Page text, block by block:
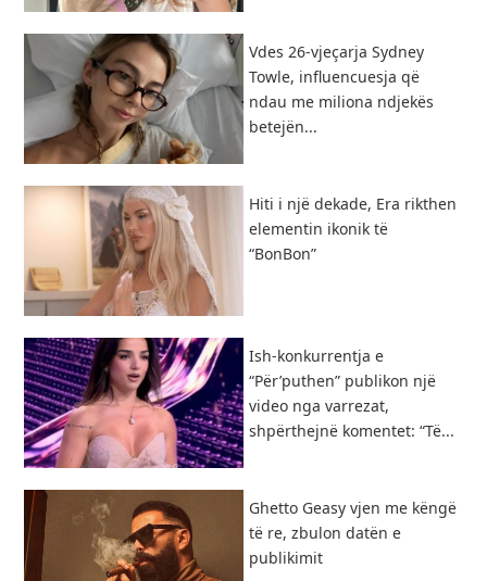
Vdes 26-vjeçarja Sydney
Towle, influencuesja që
ndau me miliona ndjekës
betejën...
Hiti i një dekade, Era rikthen
elementin ikonik të
“BonBon”
Ish-konkurrentja e
“Për’puthen” publikon një
video nga varrezat,
shpërthejnë komentet: “Të...
Ghetto Geasy vjen me këngë
të re, zbulon datën e
publikimit